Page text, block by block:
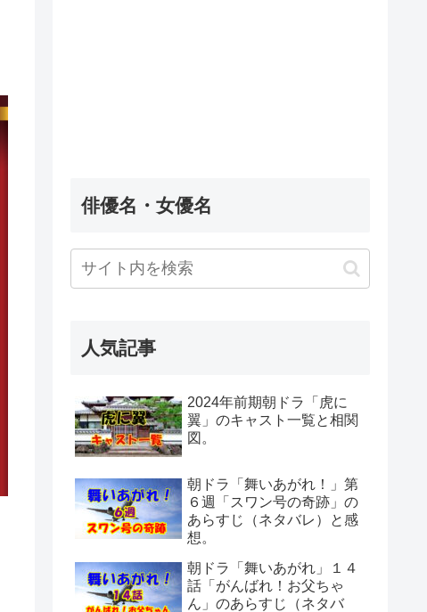
俳優名・女優名
人気記事
2024年前期朝ドラ「虎に
翼」のキャスト一覧と相関
図。
朝ドラ「舞いあがれ！」第
６週「スワン号の奇跡」の
あらすじ（ネタバレ）と感
想。
朝ドラ「舞いあがれ」１４
話「がんばれ！お父ちゃ
ん」のあらすじ（ネタバ